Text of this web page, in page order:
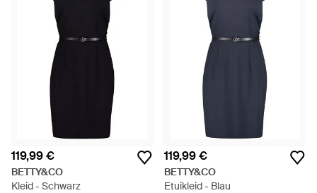
119,99 €
BETTY&CO
Kleid - Schwarz
119,99 €
BETTY&CO
Etuikleid - Blau